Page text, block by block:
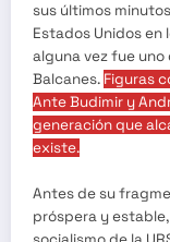
sus últimos
Estados Unidos en
alguna vez fue
Balcanes. Figuras
Ante Budimir y
generación que
existe.
Antes de su
próspera y